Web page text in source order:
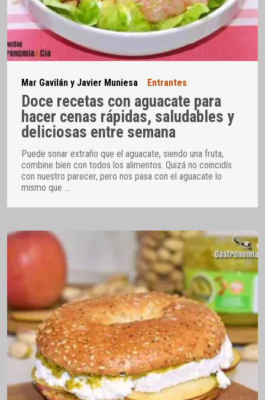
Mar Gavilán y Javier Muniesa Entrantes
Doce recetas con aguacate para
hacer cenas rápidas, saludables y
deliciosas entre semana
Puede sonar extraño que el aguacate, siendo una fruta,
combine bien con todos los alimentos. Quizá no coincidís
con nuestro parecer, pero nos pasa con el aguacate lo
mismo que …